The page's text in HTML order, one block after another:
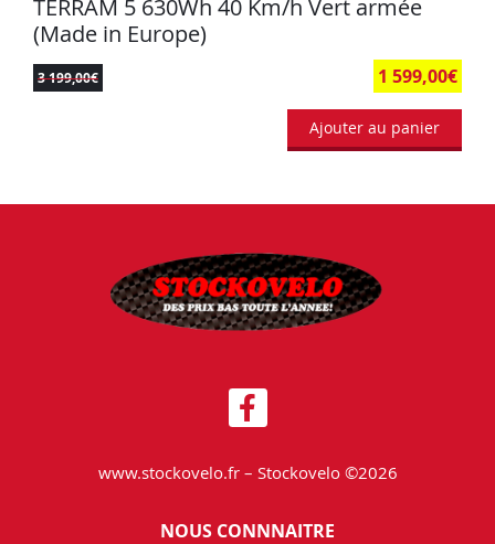
TERRAM 5 630Wh 40 Km/h Vert armée
(Made in Europe)
3 199,00€ 1 599,00€
Ajouter au panier
www.stockovelo.fr – Stockovelo ©2026
NOUS CONNNAITRE